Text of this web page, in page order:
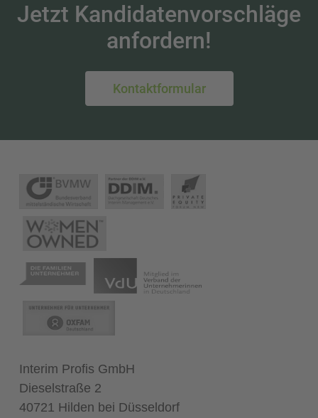
Jetzt Kandidatenvorschläge
anfordern!
Kontaktformular
Interim Profis GmbH
Dieselstraße 2
40721 Hilden bei Düsseldorf